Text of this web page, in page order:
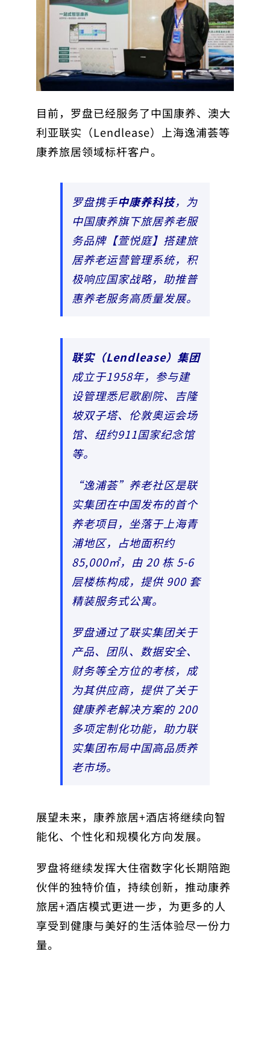
目前，罗盘已经服务了中国康养、澳大
利亚联实（Lendlease）上海逸浦荟等
康养旅居领域标杆客户。
罗盘携手中康养科技，为
中国康养旗下旅居养老服
务品牌【萱悦庭】搭建旅
居养老运营管理系统，积
极响应国家战略，助推普
惠养老服务高质量发展。
联实（Lendlease）集团
成立于1958年，参与建
设管理悉尼歌剧院、吉隆
坡双子塔、伦敦奥运会场
馆、纽约911国家纪念馆
等。
“逸浦荟”养老社区是联
实集团在中国发布的首个
养老项目，坐落于上海青
浦地区，占地面积约
85,000㎡，由 20 栋 5-6
层楼栋构成，提供 900 套
精装服务式公寓。
罗盘通过了联实集团关于
产品、团队、数据安全、
财务等全方位的考核，成
为其供应商，提供了关于
健康养老解决方案的 200
多项定制化功能，助力联
实集团布局中国高品质养
老市场。
展望未来，康养旅居+酒店将继续向智
能化、个性化和规模化方向发展。
罗盘将继续发挥大住宿数字化长期陪跑
伙伴的独特价值，持续创新，推动康养
旅居+酒店模式更进一步，为更多的人
享受到健康与美好的生活体验尽一份力
量。